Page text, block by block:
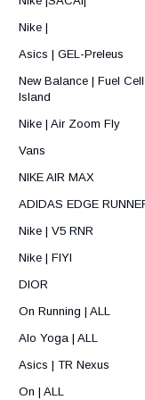
Nike |
Asics | GEL-Preleus
New Balance | Fuel
Nike | Air Zoom Fly
Vans
NIKE AIR MAX
ADIDAS EDGE
Nike | V5 RNR
Nike | FIYI
DIOR
On Running | ALL
Alo Yoga | ALL
Asics | TR Nexus
On | ALL